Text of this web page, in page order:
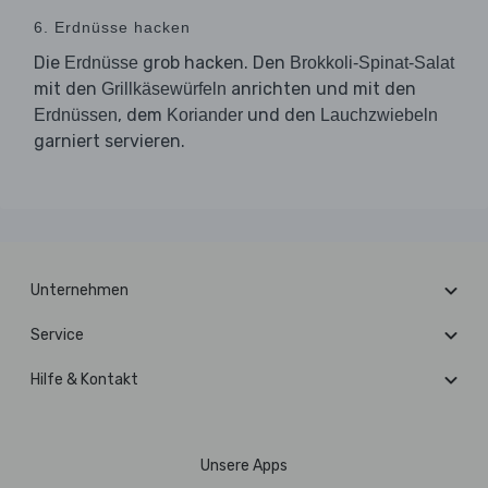
6. Erdnüsse hacken
Die Erdnüsse grob hacken. Den Brokkoli-Spinat-Salat
mit den Grillkäsewürfeln anrichten und mit den
Erdnüssen, dem Koriander und den Lauchzwiebeln
garniert servieren.
Unternehmen
Service
Hilfe & Kontakt
Unsere Apps